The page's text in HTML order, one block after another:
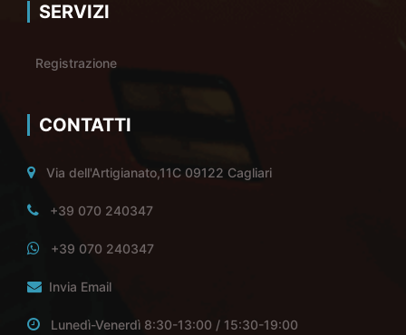
SERVIZI
Registrazione
CONTATTI
Via dell'Artigianato,11C 09122 Cagliari
+39 070 240347
+39 070 240347
Invia Email
Lunedì-Venerdì 8:30-13:00 / 15:30-19:00